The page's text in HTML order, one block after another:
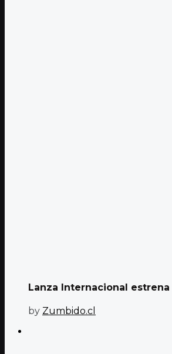
Lanza Internacional
by Zumbido.cl